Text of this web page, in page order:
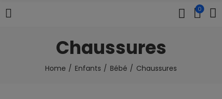
0
Chaussures
Home Enfants Bébé Chaussures